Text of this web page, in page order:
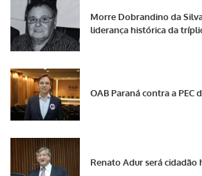
Morre Dobrandino da
liderança histórica da
OAB Paraná contra a PEC
Renato Adur será